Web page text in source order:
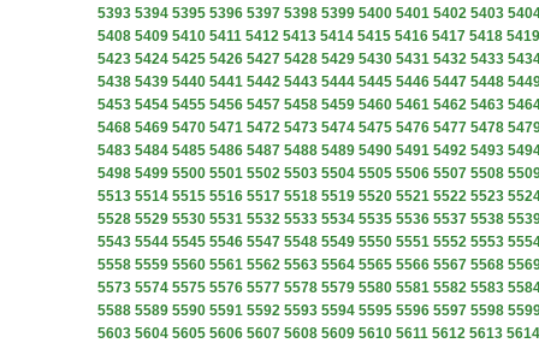
5393 5394 5395 5396 5397 5398 5399 5400 5401 5402 5403
5408 5409 5410 5411 5412 5413 5414 5415 5416 5417 5418 5419
5423 5424 5425 5426 5427 5428 5429 5430 5431 5432 5433
5438 5439 5440 5441 5442 5443 5444 5445 5446 5447 5448
5453 5454 5455 5456 5457 5458 5459 5460 5461 5462 5463
5468 5469 5470 5471 5472 5473 5474 5475 5476 5477 5478
5483 5484 5485 5486 5487 5488 5489 5490 5491 5492 5493
5498 5499 5500 5501 5502 5503 5504 5505 5506 5507 5508
5513 5514 5515 5516 5517 5518 5519 5520 5521 5522 5523
5528 5529 5530 5531 5532 5533 5534 5535 5536 5537 5538
5543 5544 5545 5546 5547 5548 5549 5550 5551 5552 5553
5558 5559 5560 5561 5562 5563 5564 5565 5566 5567 5568
5573 5574 5575 5576 5577 5578 5579 5580 5581 5582 5583
5588 5589 5590 5591 5592 5593 5594 5595 5596 5597 5598
5603 5604 5605 5606 5607 5608 5609 5610 5611 5612 5613 5614